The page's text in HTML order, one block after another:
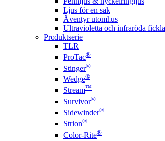
Ljus för en sak
Äventyr utomhus
Ultravioletta och infraröda
Produktserie
TLR
ProTac®
Stinger®
Wedge®
Stream™
Survivor®
Sidewinder®
Strion®
Color-Rite®